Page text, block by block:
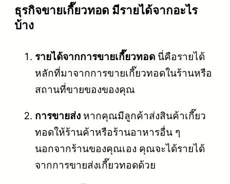
ธุรกิจขายเกี๊ยวทอด มีรายได้จากอะไร
บ้าง
รายได้จากการขายเกี๊ยวทอด นี่คือรายได้
หลักที่มาจากการขายเกี๊ยวทอดในร้านหรือ
สถานที่ขายของของคุณ
การขายส่ง หากคุณมีลูกค้าส่งสินค้าเกี๊ยว
ทอดให้ร้านค้าหรือร้านอาหารอื่น ๆ
นอกจากร้านของคุณเอง คุณจะได้รายได้
จากการขายส่งเกี๊ยวทอดด้วย